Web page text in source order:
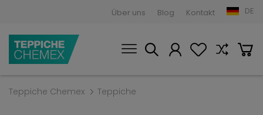
Über uns Blog Kontakt DE
Teppiche Chemex Teppiche